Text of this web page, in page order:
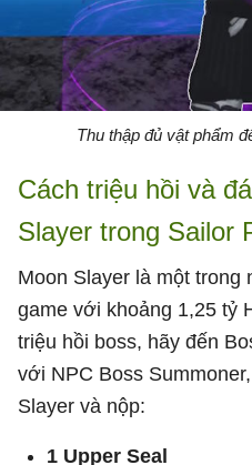
Thu thập đủ vật phẩm
Cách triệu hồi và
Slayer trong Sailor
Moon Slayer là một trong
game với khoảng 1,25 tỷ
triệu hồi boss, hãy đến
với NPC Boss
Slayer và nộp:
1 Upper Seal